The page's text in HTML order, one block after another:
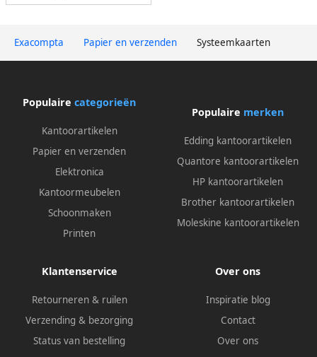
Exacompta Papier en verzenden Systeemkaarten
Populaire categorieën
Kantoorartikelen
Papier en verzenden
Elektronica
Kantoormeubelen
Schoonmaken
Printen
Populaire merken
Edding kantoorartikelen
Quantore kantoorartikelen
HP kantoorartikelen
Brother kantoorartikelen
Moleskine kantoorartikelen
Klantenservice
Retourneren & ruilen
Verzending & bezorging
Status van bestelling
Over ons
Inspiratie blog
Contact
Over ons